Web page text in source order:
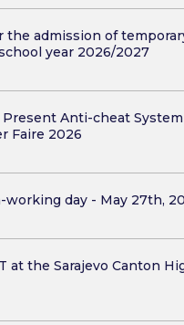
the admission of
year 2026/2027
Present Anti-cheat
Faire 2026
day - May 27th,
at the Sarajevo Canton